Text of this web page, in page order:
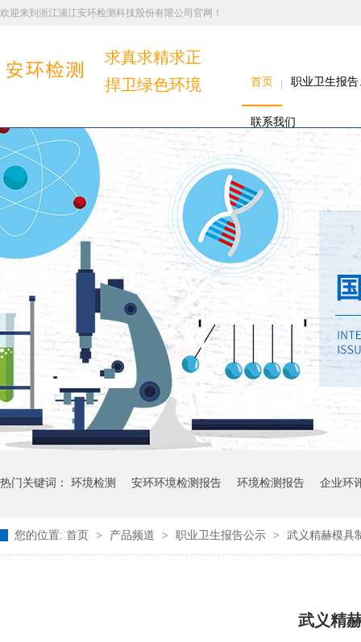
欢迎来到浙江浦江安环检测科技股份有限公司官网！
求真求精求正
捍卫绿色环境
首页 职业卫生报
联系我们
热门关键词： 环境检测 安环环境检测报告 环境检测报告 企业环
您的位置: 首页 > 产品频道 > 职业卫生报告公示 > 武义精赫模具
武义精